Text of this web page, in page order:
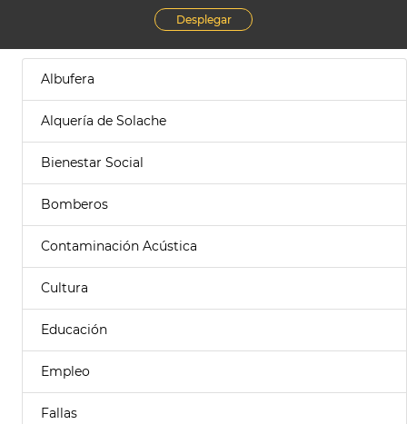
Desplegar
Albufera
Alquería de Solache
Bienestar Social
Bomberos
Contaminación Acústica
Cultura
Educación
Empleo
Fallas